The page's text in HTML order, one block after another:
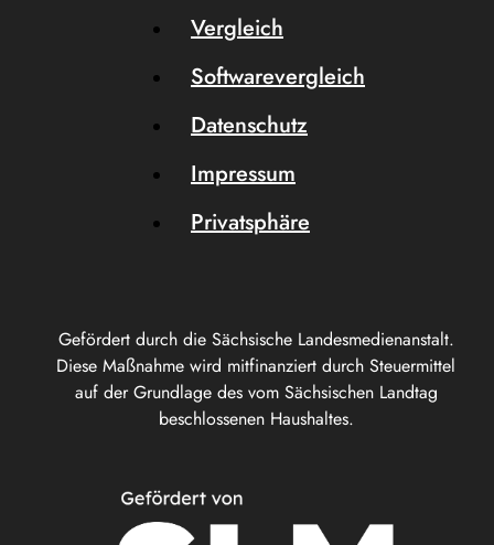
Gefördert durch die Sächsische Landesmedienanstalt.
Diese Maßnahme wird mitfinanziert durch Steuermittel
auf der Grundlage des vom Sächsischen Landtag
beschlossenen Haushaltes.
Vergleich
Softwarevergleich
Datenschutz
Impressum
Privatsphäre